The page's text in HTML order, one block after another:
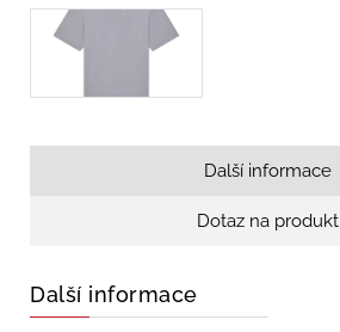
Další informace
Dotaz na produkt
Další informace